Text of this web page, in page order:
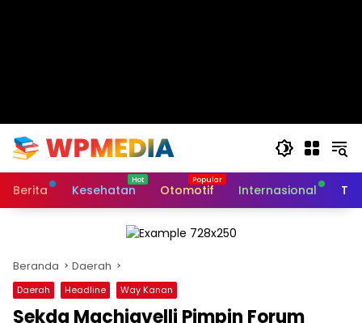
Berita Kesehatan Otomotif Internasional
Beranda Daerah
Daerah Headline Way Kanan
Sekda Machiavelli Pimpin Forum